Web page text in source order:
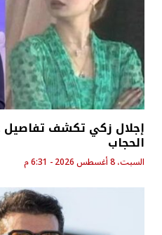
إجلال زكي تكشف تفاصيل
الحجاب
السبت، 8 أغسطس 2026 - 6:31 م